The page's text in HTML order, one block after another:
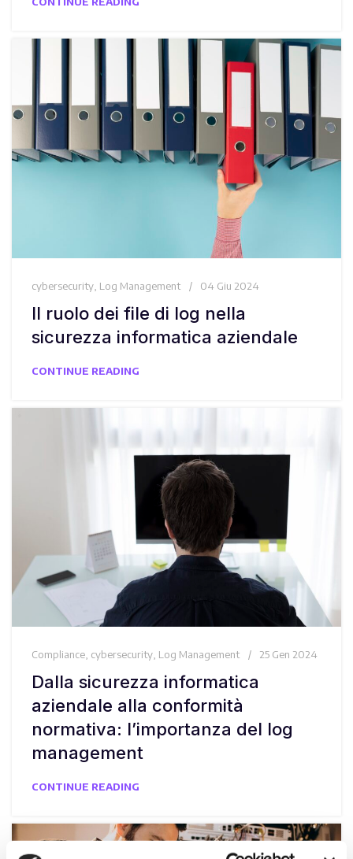
cybersecurity Log Management 04 Giu 2024
Il ruolo dei file di log nella
sicurezza informatica aziendale
CONTINUE READING
Compliance, cybersecurity, Log Management 25 Gen 2024
Dalla sicurezza informatica
aziendale alla conformità
normativa: l’importanza del log
management
CONTINUE READING